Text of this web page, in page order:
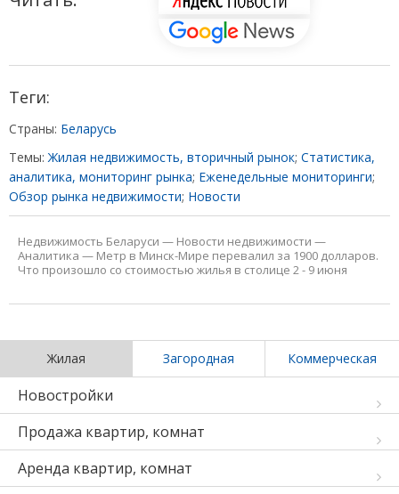
Теги:
Страны: Беларусь
Темы:Жилая недвижимость, вторичный рынок; Статистика,
аналитика, мониторинг рынка; Еженедельные мониторинги;
Обзор рынка недвижимости; Новости
Недвижимость Беларуси — Новости недвижимости —
Аналитика — Метр в Минск-Мире перевалил за 1900 долларов.
Что произошло со стоимостью жилья в столице 2 - 9 июня
Жилая Загородная Коммерческая
Новостройки
Продажа квартир, комнат
Аренда квартир, комнат